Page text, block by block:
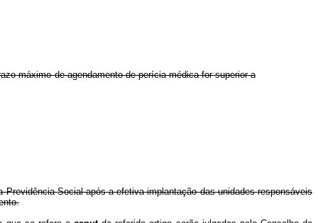
máximo de agendamento de perícia médica for superior a
Social após a efetiva implantação das unidades responsáveis